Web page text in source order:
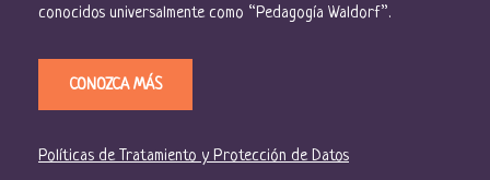
conocidos universalmente como “Pedagogía Waldorf”.
CONOZCA MÁS
Políticas de Tratamiento y Protección de Datos